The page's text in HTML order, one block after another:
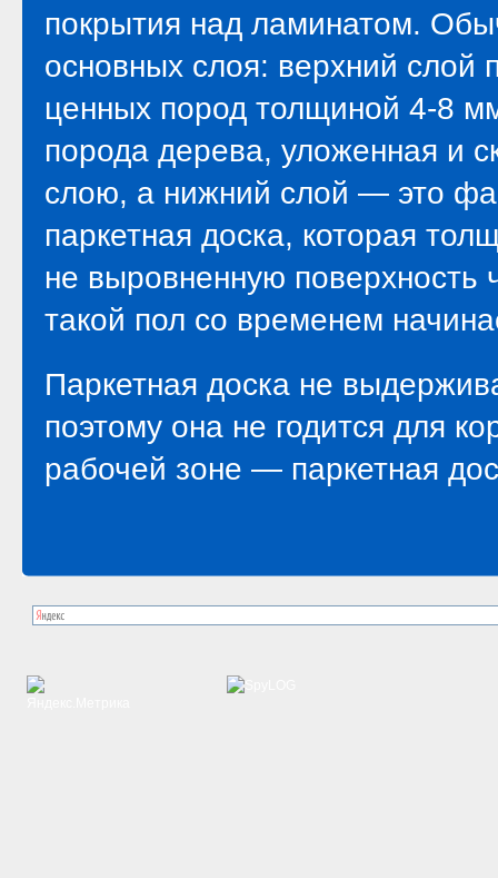
покрытия над ламинатом.
основных слоя: верхний слой
ценных пород толщиной 4-8
порода дерева, уложенная и
слою, а нижний слой — это
паркетная доска, которая
не выровненную
такой пол со временем
Паркетная доска не
поэтому она не годится для
рабочей зоне — паркетная